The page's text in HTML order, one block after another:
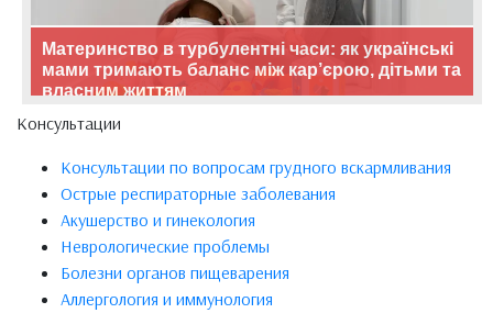
Материнство в турбулентні часи: як українські
мами тримають баланс між кар’єрою, дітьми та
власним життям
Консультации
Консультации по вопросам грудного вскармливания
Острые респираторные заболевания
Акушерство и гинекология
Неврологические проблемы
Болезни органов пищеварения
Аллергология и иммунология